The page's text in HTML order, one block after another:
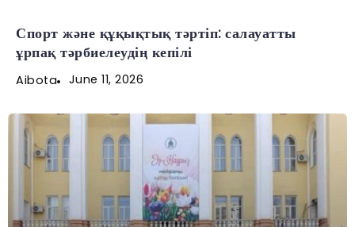
Спорт және құқықтық тәртіп: салауатты
ұрпақ тәрбиелеудің кепілі
Aibota June 11, 2026